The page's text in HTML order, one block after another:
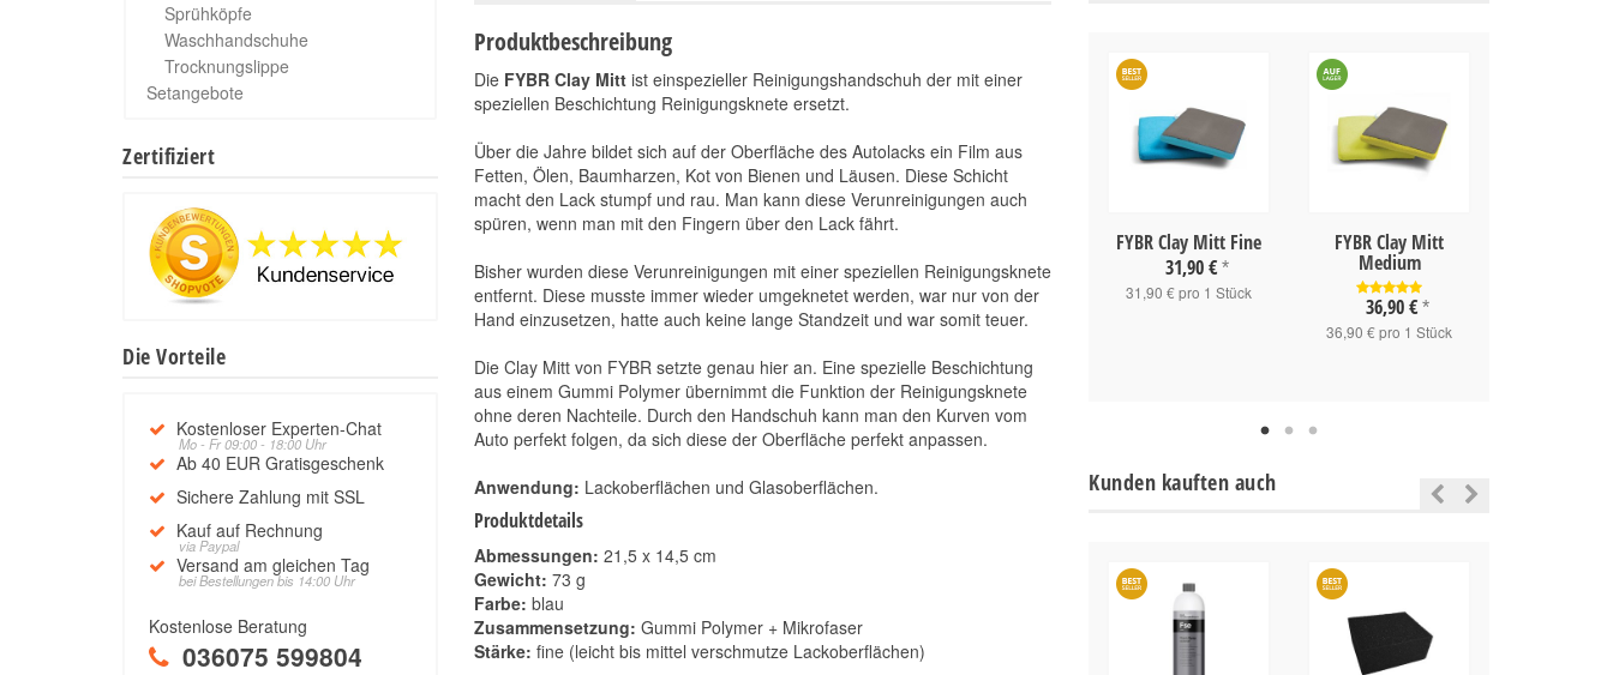
Produktbeschreibung
Die FYBR Clay Mittist einspezieller Reinigungshandschuh der mit einer
speziellen Beschichtung Reinigungsknete ersetzt.
Über die Jahre bildet sich auf der Oberfläche des Autolacks ein Film aus
Fetten, Ölen, Baumharzen, Kot von Bienen und Läusen. Diese Schicht
macht den Lack stumpf und rau. Man kann diese Verunreinigungen auch
spüren, wenn man mit den Fingern über den Lack fährt.
Bisher wurden diese Verunreinigungen mit einer speziellen Reinigungsknete
entfernt. Diese musste immer wieder umgeknetet werden, war nur von der
Hand einzusetzen, hatte auch keine lange Standzeit und war somit teuer.
Die Clay Mitt von FYBR setzte genau hier an. Eine spezielle Beschichtung
aus einem Gummi Polymer übernimmt die Funktion der Reinigungsknete
ohne deren Nachteile. Durch den Handschuh kann man den Kurven vom
Auto perfekt folgen, da sich diese der Oberfläche perfekt anpassen.
Anwendung: Lackoberflächen und Glasoberflächen.
Produktdetails
Abmessungen: 21,5 x 14,5 cm
Gewicht: 73 g
Farbe: blau
Zusammensetzung: Gummi Polymer + Mikrofaser
Stärke: fine (leicht bis mittel verschmutze Lackoberflächen)
Medium
31,90 € *
31,90 € pro 1 Stück
Medium
10,90 € *
10,90 € pro 1 Stück
FYBR Clay Mitt Fine
31,90 € *
31,90 € pro 1 Stück
FYBR Clay Mitt
Medium
36,90 € *
36,90 € pro 1 Stück
Kunden kauften auch
Sprühköpfe
Waschhandschuhe
Trocknungslippe
Setangebote
Zertifiziert
Die Vorteile
Kostenloser Experten-Chat
Mo - Fr 09:00 - 18:00 Uhr
Ab 40 EUR Gratisgeschenk
Sichere Zahlung mit SSL
Kauf auf Rechnung
via Paypal
Versand am gleichen Tag
bei Bestellungen bis 14:00 Uhr
Kostenlose Beratung
036075 599804